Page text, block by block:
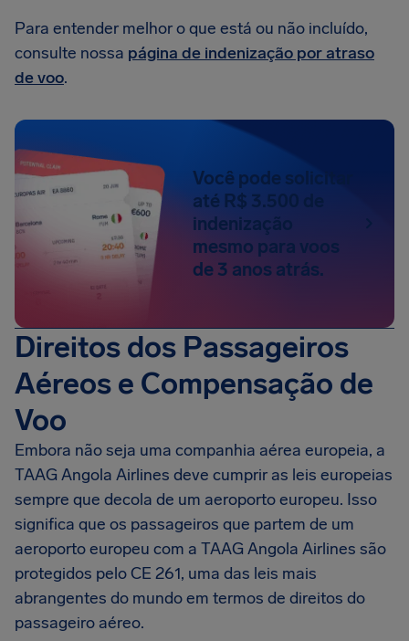
Para entender melhor o que está ou não incluído,
consulte nossa página de indenização por atraso
de voo.
Você pode solicitar
até R$ 3.500 de
indenização
mesmo para voos
de 3 anos atrás.
Direitos dos Passageiros
Aéreos e Compensação de
Voo
Embora não seja uma companhia aérea europeia, a
TAAG Angola Airlines deve cumprir as leis europeias
sempre que decola de um aeroporto europeu. Isso
significa que os passageiros que partem de um
aeroporto europeu com a TAAG Angola Airlines são
protegidos pelo CE 261, uma das leis mais
abrangentes do mundo em termos de direitos do
passageiro aéreo.